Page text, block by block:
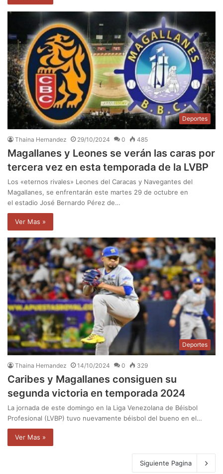
Deportes
Thaina Hernandez 29/10/2024 0 485
Magallanes y Leones se verán las caras por
tercera vez en esta temporada de la LVBP
Los «eternos rivales» Leones del Caracas y Navegantes del
Magallanes, se enfrentarán este martes 29 de octubre en
el estadio José Bernardo Pérez de…
Ver Mas »
Deportes
Thaina Hernandez 14/10/2024 0 329
Caribes y Magallanes consiguen su
segunda victoria en temporada 2024
La jornada de este domingo en la Liga Venezolana de Béisbol
Profesional (LVBP) tuvo nuevamente béisbol del bueno en el…
Ver Mas »
Siguiente Pagina